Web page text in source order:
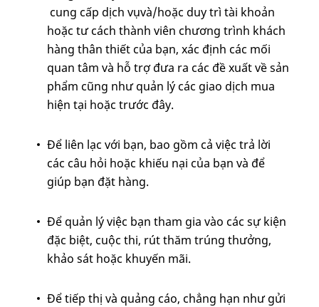
cung cấp dịch vụvà/hoặc duy trì tài khoản
hoặc tư cách thành viên chương trình khách
hàng thân thiết của bạn, xác định các mối
quan tâm và hỗ trợ đưa ra các đề xuất về sản
phẩm cũng như quản lý các giao dịch mua
hiện tại hoặc trước đây.
Để liên lạc với bạn, bao gồm cả việc trả lời
các câu hỏi hoặc khiếu nại của bạn và để
giúp bạn đặt hàng.
Để quản lý việc bạn tham gia vào các sự kiện
đặc biệt, cuộc thi, rút thăm trúng thưởng,
khảo sát hoặc khuyến mãi.
Để tiếp thị và quảng cáo, chẳng hạn như gửi